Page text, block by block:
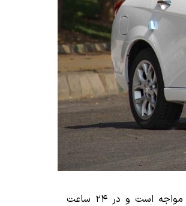
باتوجه به کاهش شدید قیمت دلار در روزهای اخیر، روند قیمت خودروها در بازار نیز با ریزش شدید مواجه است و در ۲۴ ساعت